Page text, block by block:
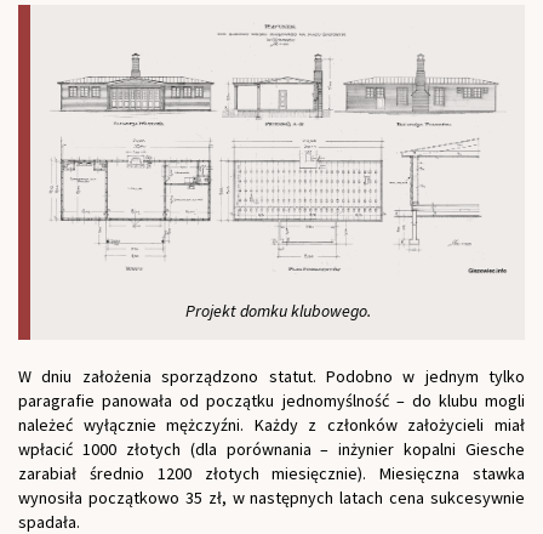
Projekt domku klubowego.
W dniu założenia sporządzono statut. Podobno w jednym tylko
paragrafie panowała od początku jednomyślność – do klubu mogli
należeć wyłącznie mężczyźni. Każdy z członków założycieli miał
wpłacić 1000 złotych (dla porównania – inżynier kopalni Giesche
zarabiał średnio 1200 złotych miesięcznie). Miesięczna stawka
wynosiła początkowo 35 zł, w następnych latach cena sukcesywnie
spadała.